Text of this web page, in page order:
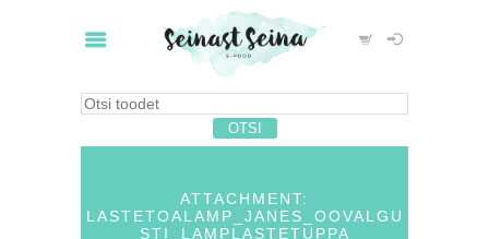
ATTACHMENT:
LASTETOALAMP_JANES_OOVALGU
STI_LAMPLASTETUPPA